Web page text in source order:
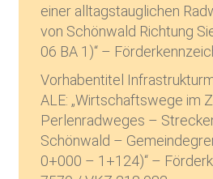
einer alltagstauglichen
von Schönwald Richtung
06 BA 1)“ –
Vorhabentitel
ALE: „Wirtschaftswege im
Perlenradweges –
Schönwald –
0+000 – 1+124)“ –